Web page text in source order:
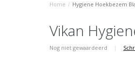
Home / Hygiene Hoekbezem
Vikan
Nog niet gewaardeerd |